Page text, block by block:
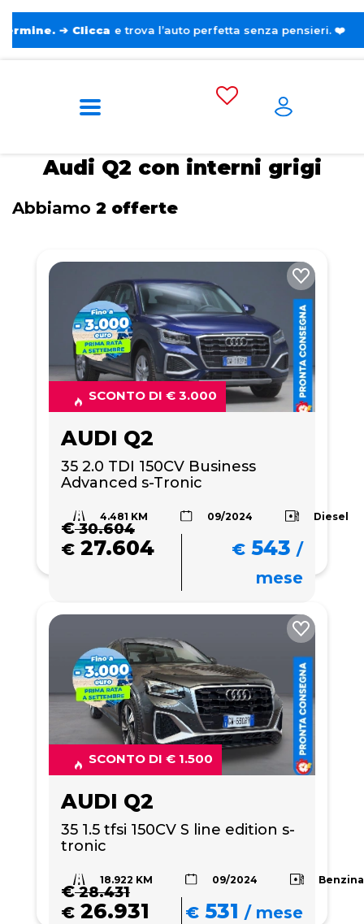
Clicca e trova l’auto perfetta senza pensieri. ❤️
Con interni
Audi Q2 con interni grigi
Abbiamo 2 offerte
SCONTO DI € 3.000
AUDI Q2
35 2.0 TDI 150CV Business
Advanced s-Tronic
4.481 KM 09/2024 Diesel
€30.604
€ 27.604 € 543 /
mese
SCONTO DI € 1.500
AUDI Q2
35 1.5 tfsi 150CV S line edition s-
tronic
18.922 KM 09/2024 Benzina
€28.431
€ 26.931 € 531 /mese